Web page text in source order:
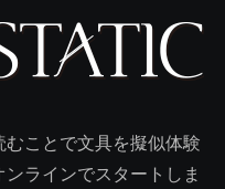
ことで文具を擬似体験
ラインでスタートしま